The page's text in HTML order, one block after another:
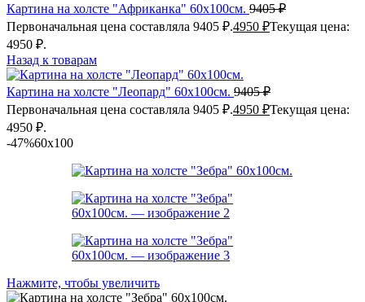
Картина на холсте "Африканка" 60х100см. 9405₽
Первоначальная цена составляла 9405 ₽.4950 ₽Текущая цена:
4950 ₽.
Назад к товарам
Картина на холсте "Леопард" 60х100см. 9405₽
Первоначальная цена составляла 9405 ₽.4950 ₽Текущая цена:
4950 ₽.
-47%60x100
Нажмите, чтобы увеличить